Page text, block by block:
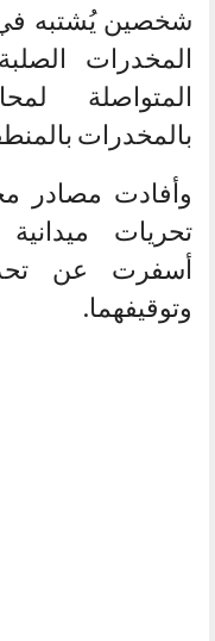
شخصين يُشتبه
المخدرات
المتواصلة
بالمخدرات
وأفادت مصادر
تحريات ميدانية
أسفرت عن
وتوقيفهما.